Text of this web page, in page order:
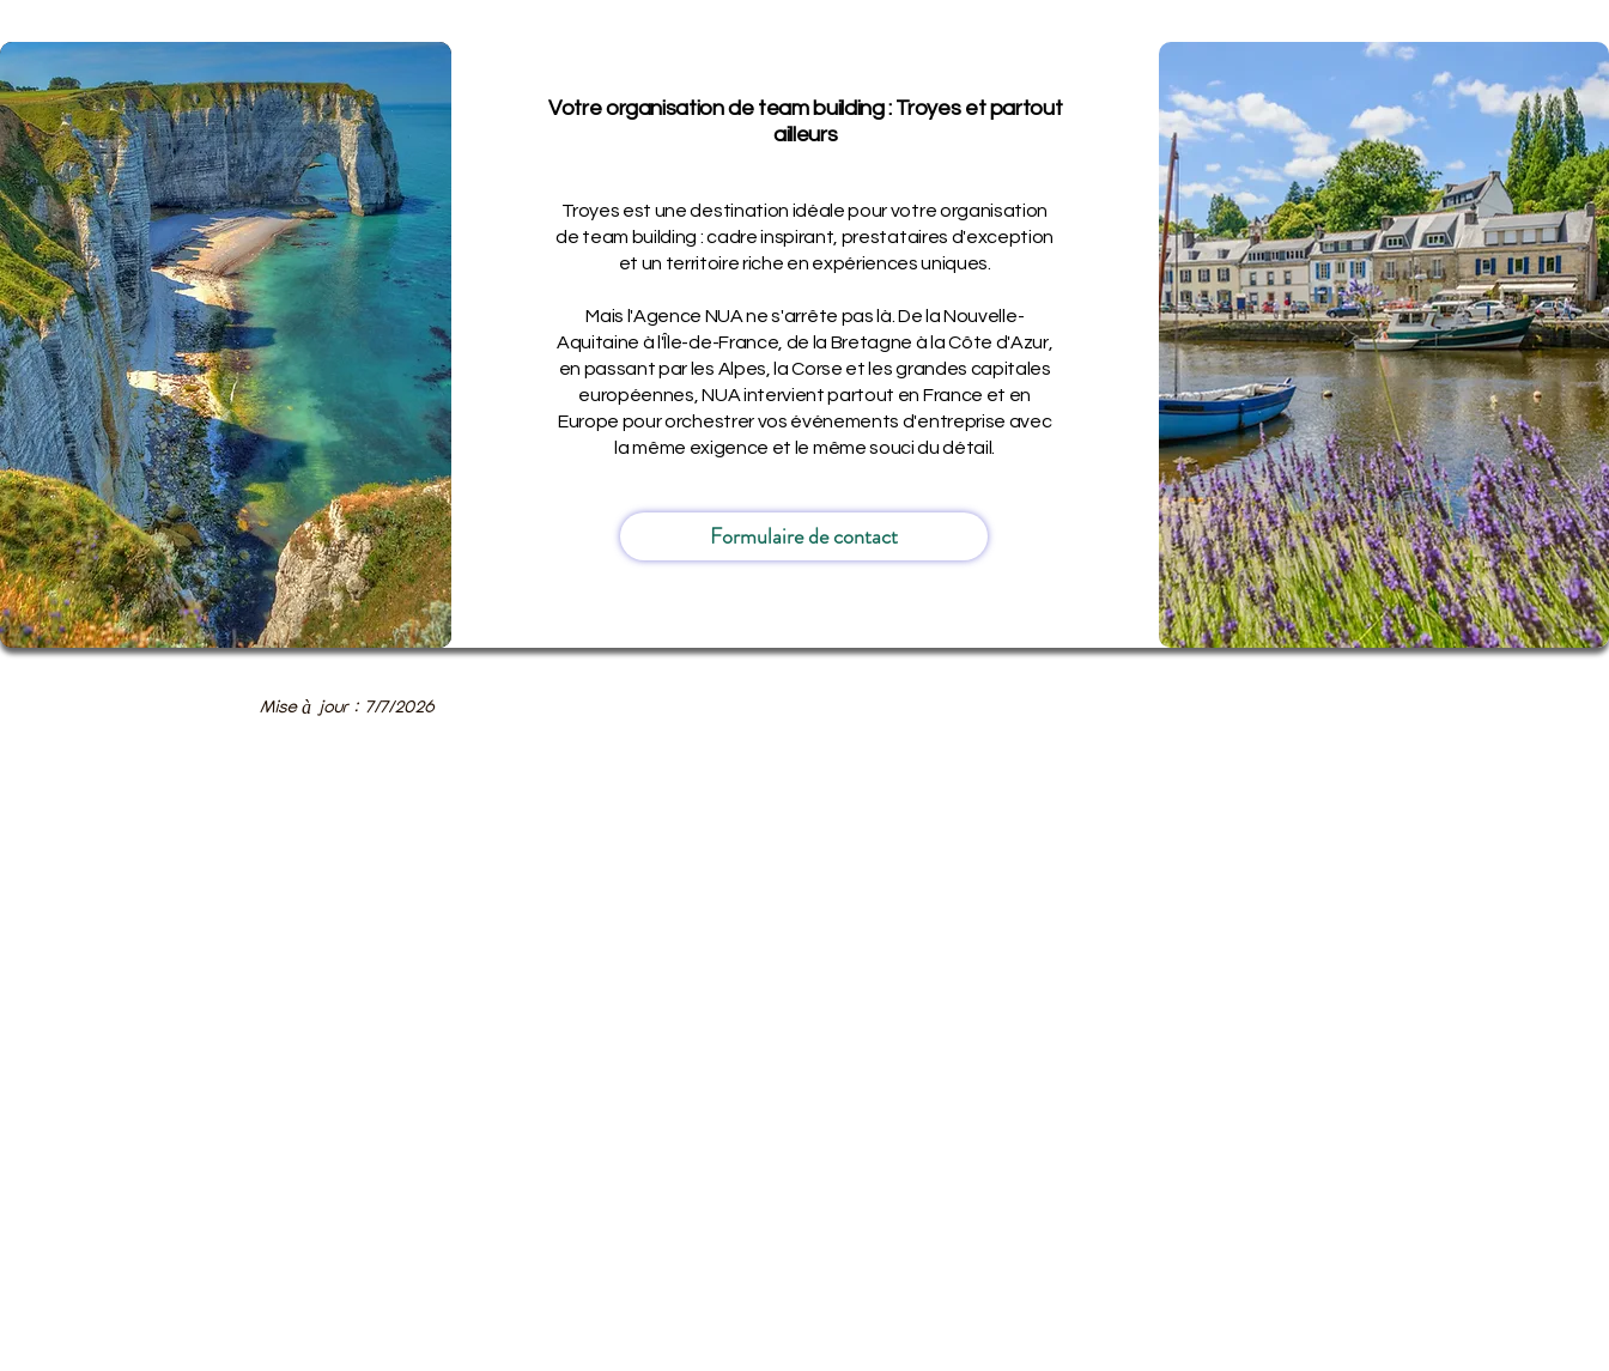
Votre organisation de team building : Troyes et partout
ailleurs
Troyes est une destination idéale pour votre organisation
de team building : cadre inspirant, prestataires d'exception
et un territoire riche en expériences uniques.
Mais l'Agence NUA ne s'arrête pas là. De la Nouvelle-
Aquitaine à l'Île-de-France, de la Bretagne à la Côte d'Azur,
en passant par les Alpes, la Corse et les grandes capitales
européennes, NUA intervient partout en France et en
Europe pour orchestrer vos événements d'entreprise avec
la même exigence et le même souci du détail.
Formulaire de contact
Mise à jour : 7/7/2026